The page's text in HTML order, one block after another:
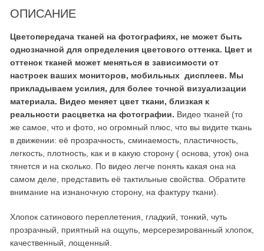
ОПИСАНИЕ
Цветопередача тканей на фотографиях, не может быть
однозначной для определения цветового оттенка. Цвет и
оттенок тканей может меняться в зависимости от
настроек ваших мониторов, мобильных дисплеев. Мы
прикладываем усилия, для более точной визуализации
материала. Видео меняет цвет ткани, близкая к
реальности расцветка на фотографии. Видео тканей (то
же самое, что и фото, но огромный плюс, что вы видите ткань
в движении: её прозрачность, сминаемость, пластичность,
легкость, плотность, как и в какую сторону ( основа, уток) она
тянется и на сколько. По видео легче понять какая она на
самом деле, представить её тактильные свойства. Обратите
внимание на изнаночную сторону, на фактуру ткани).
Хлопок сатинового переплетения, гладкий, тонкий, чуть
прозрачный, приятный на ощупь, мерсерезированный хлопок,
качественный, лощенный.